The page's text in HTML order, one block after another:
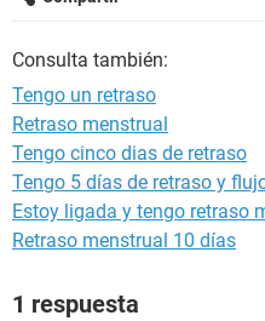
Consulta también:
Tengo un retraso
Retraso menstrual
Tengo cinco dias de retraso
Tengo 5 días de retraso y
Estoy ligada y tengo retraso
Retraso menstrual 10 días
1 respuesta